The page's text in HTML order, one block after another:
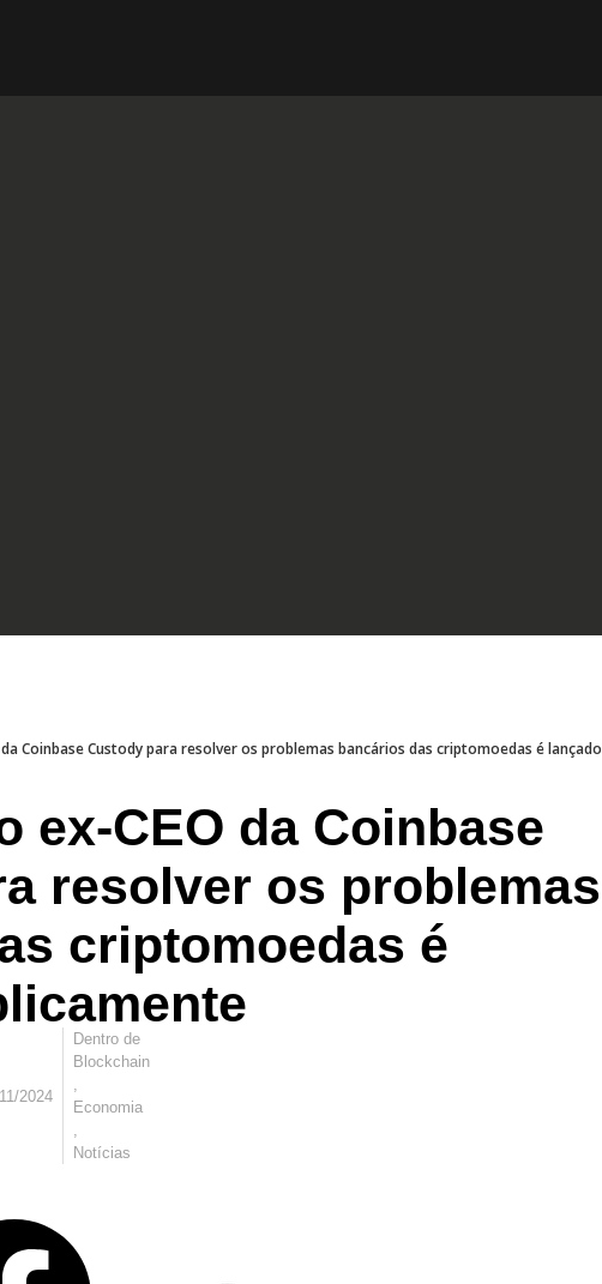
Coinbase Custody para resolver os problemas bancários das criptomoedas é lançado
ex-CEO da Coinbase
resolver os problemas
criptomoedas é
2024
Dentro de
Blockchain
,
Economia
,
Notícias